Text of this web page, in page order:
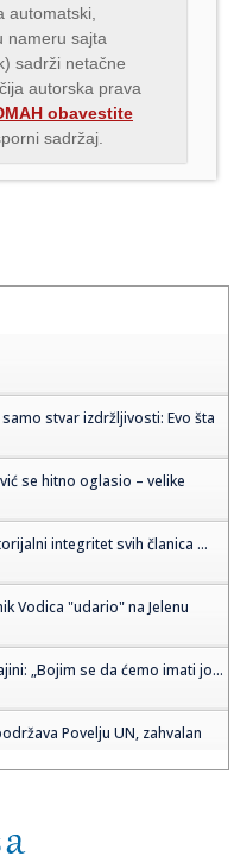
automatski,
nameru sajta
sadrži netačne
autorska prava
obavestite
sadržaj.
stvar izdržljivosti: Evo šta
se hitno oglasio – velike
integritet svih članica ...
Vodica "udario" na Jelenu
„Bojim se da ćemo imati jo...
Povelju UN, zahvalan